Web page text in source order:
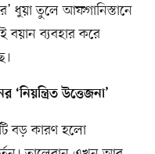
ধুয়া তুলে আফগানিস্তানে
বয়ান ব্যবহার করে
‘নিয়ন্ত্রিত উত্তেজনা’
বড় কারণ হলো